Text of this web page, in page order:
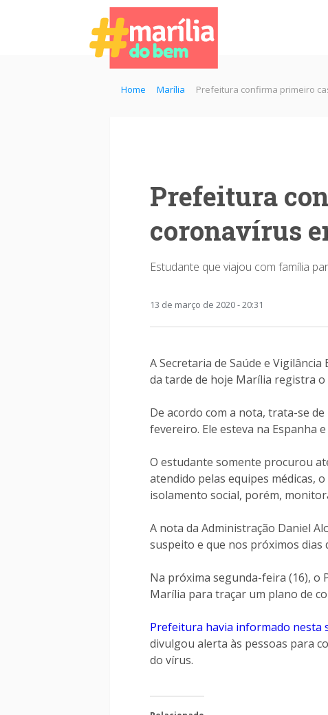
Home Marília Prefeitura confirma primeiro
Prefeitura
coronavírus
Estudante que viajou com família
13 de março de 2020 - 20:31
A Secretaria de Saúde e
da tarde de hoje Marília registra
De acordo com a nota, trata-se
fevereiro. Ele esteva na Espanha
O estudante somente procurou
atendido pelas equipes médicas,
isolamento social, porém,
A nota da Administração Daniel
suspeito e que nos próximos dias
Na próxima segunda-feira (16), o
Marília para traçar um plano de
Prefeitura havia informado nesta
divulgou alerta às pessoas para
do vírus.